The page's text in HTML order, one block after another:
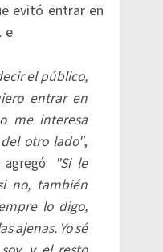
evitó entrar en
e
el público,
entrar en
me interesa
otro lado",
"Si le
no, también
lo digo,
ajenas. Yo sé